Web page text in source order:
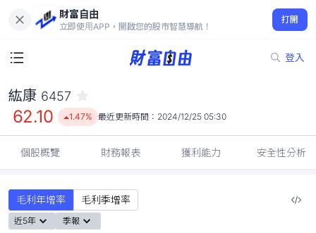
財富自由
立即使用APP，開啟您的股市智慧導航！
打開
登入
62.10
1.47%
紘康 6457
62.10 1.47% 最近更新時間： 2024/12/25 05:30
個股概覽 財務報表 獲利能力 安全性分析
毛利年增率 毛利季增率
近5年 季報